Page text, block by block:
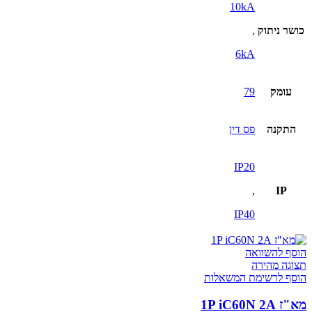
כושר ניתוק
10kA
,
6kA
עומק 79
התקנה פס דין
IP
IP20
,
IP40
הוסף להשוואה
תצוגה מהירה
הוסף לרשימת המשאלות
מא"ז 1P iC60N 2A